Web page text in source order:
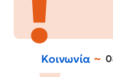
Κοινωνία